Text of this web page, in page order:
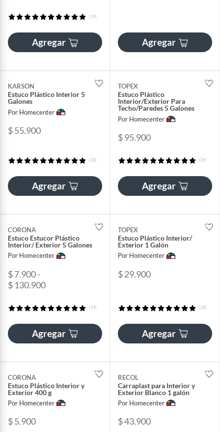
(19)
Agregar Agregar
KARSON
Estuco Plástico Interior 5
Galones
Por Homecenter
$ 55.900
(28)
Agregar
TOPEX
Estuco Plástico
Interior/Exterior Para
Techo/Paredes 5 Galones
Por Homecenter
$ 95.900
(26)
Agregar
CORONA
Estuco Estucor Plástico
Interior/ Exterior 5 Galones
Por Homecenter
$ 7.900 -
$ 130.900
(14)
Agregar
TOPEX
Estuco Plástico Interior/
Exterior 1 Galón
Por Homecenter
$ 29.900
(28)
Agregar
CORONA
Estuco Plástico Interior y
Exterior 400 g
Por Homecenter
$ 5.900
RECOL
Carraplast para Interior y
Exterior Blanco 1 galón
Por Homecenter
$ 43.900